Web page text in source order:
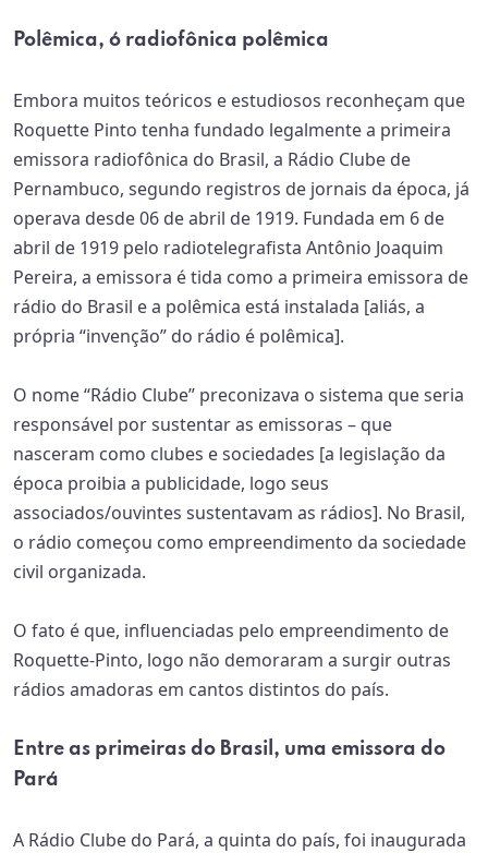
Polêmica, ó radiofônica polêmica
Embora muitos teóricos e estudiosos reconheçam que
Roquette Pinto tenha fundado legalmente a primeira
emissora radiofônica do Brasil, a Rádio Clube de
Pernambuco, segundo registros de jornais da época, já
operava desde 06 de abril de 1919. Fundada em 6 de
abril de 1919 pelo radiotelegrafista Antônio Joaquim
Pereira, a emissora é tida como a primeira emissora de
rádio do Brasil e a polêmica está instalada [aliás, a
própria “invenção” do rádio é polêmica].
O nome “Rádio Clube” preconizava o sistema que seria
responsável por sustentar as emissoras – que
nasceram como clubes e sociedades [a legislação da
época proibia a publicidade, logo seus
associados/ouvintes sustentavam as rádios]. No Brasil,
o rádio começou como empreendimento da sociedade
civil organizada.
O fato é que, influenciadas pelo empreendimento de
Roquette-Pinto, logo não demoraram a surgir outras
rádios amadoras em cantos distintos do país.
Entre as primeiras do Brasil, uma emissora do
Pará
A Rádio Clube do Pará, a quinta do país, foi inaugurada